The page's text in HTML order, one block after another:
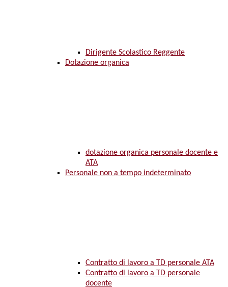
Dirigente Scolastico Reggente
Dotazione organica
dotazione organica personale docente e
ATA
Personale non a tempo indeterminato
Contratto di lavoro a TD personale ATA
Contratto di lavoro a TD personale
docente